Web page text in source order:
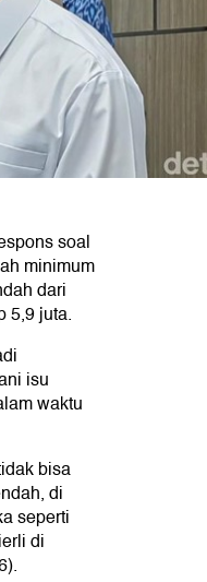
soal
minimum
dari
5,9 juta.
isu
waktu
bisa
di
seperti
di